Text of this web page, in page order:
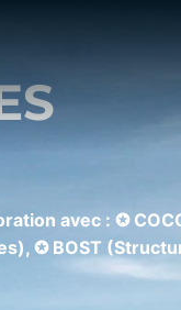
avec : ✪
✪ BOST